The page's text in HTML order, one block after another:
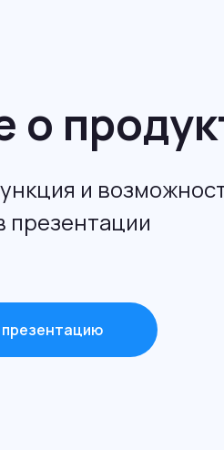
о
и
презентации
презентацию